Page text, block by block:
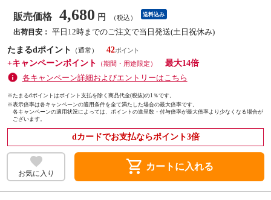
販売価格 4,680 円 （税込） 送料込み
出荷目安： 平日12時までのご注文で当日発送(土日祝休み)
たまるdポイント
（通常）
42
+キャンペーンポイント
（期間・用途限定）
最大14倍
各キャンペーン詳細およびエントリーはこちら
※たまるdポイントはポイント支払を除く商品代金(税抜)の1％です。
※表示倍率は各キャンペーンの適用条件を全て満たした場合の最大倍率です。
各キャンペーンの適用状況によっては、ポイントの進呈数・付与倍率が最大倍率より少なくなる場合が
ございます。
dカードでお支払ならポイント3倍
お気に入り shopping_cart カートに入れる